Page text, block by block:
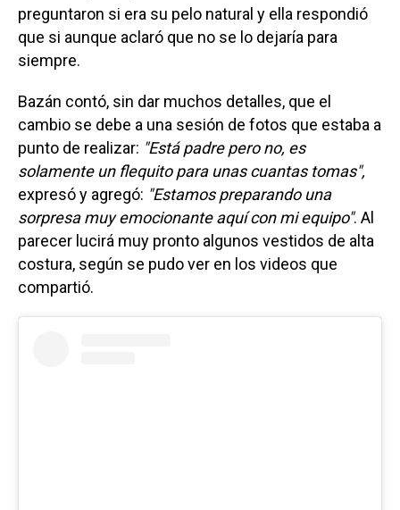
preguntaron si era su pelo natural y ella respondió
que si aunque aclaró que no se lo dejaría para
siempre.
Bazán contó, sin dar muchos detalles, que el
cambio se debe a una sesión de fotos que estaba a
punto de realizar: "Está padre pero no, es
solamente un flequito para unas cuantas tomas",
expresó y agregó: "Estamos preparando una
sorpresa muy emocionante aquí con mi equipo". Al
parecer lucirá muy pronto algunos vestidos de alta
costura, según se pudo ver en los videos que
compartió.